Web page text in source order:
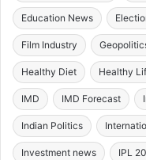
Education News
Film Industry
Healthy Diet Healthy
IMD IMD Forecast
Indian Politics
Investment news IPL